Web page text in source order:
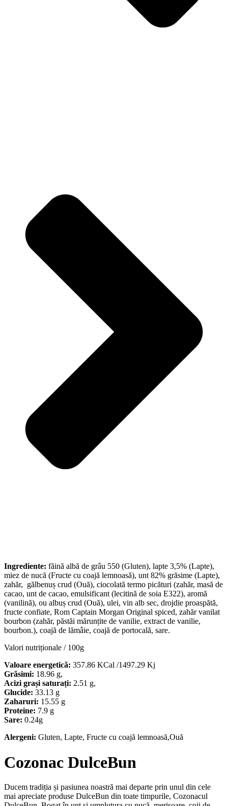
Ingrediente: făină albă de grâu 550 (Gluten), lapte 3,5% (Lapte),
miez de nucă (Fructe cu coajă lemnoasă), unt 82% grăsime (Lapte),
zahăr, gălbenuș crud (Ouă), ciocolată termo picături (zahăr, masă de
cacao, unt de cacao, emulsificant (lecitină de soia E322), aromă
(vanilină), ou albuș crud (Ouă), ulei, vin alb sec, drojdie proaspătă,
fructe confiate, Rom Captain Morgan Original spiced, zahăr vanilat
bourbon (zahăr, păstăi mărunțite de vanilie, extract de vanilie,
bourbon.), coajă de lămâie, coajă de portocală, sare.
Valori nutriționale / 100g
Valoare energetică: 357.86 KCal /1497.29 Kj
Grăsimi: 18.96 g,
Acizi grași saturați: 2.51 g,
Glucide: 33.13 g
Zaharuri: 15.55 g
Proteine: 7.9 g
Sare: 0.24g
Alergeni: Gluten, Lapte, Fructe cu coajă lemnoasă,Ouă
Cozonac DulceBun
Ducem tradiția și pasiunea noastră mai departe prin unul din cele
mai apreciate produse DulceBun din toate timpurile, Cozonacul